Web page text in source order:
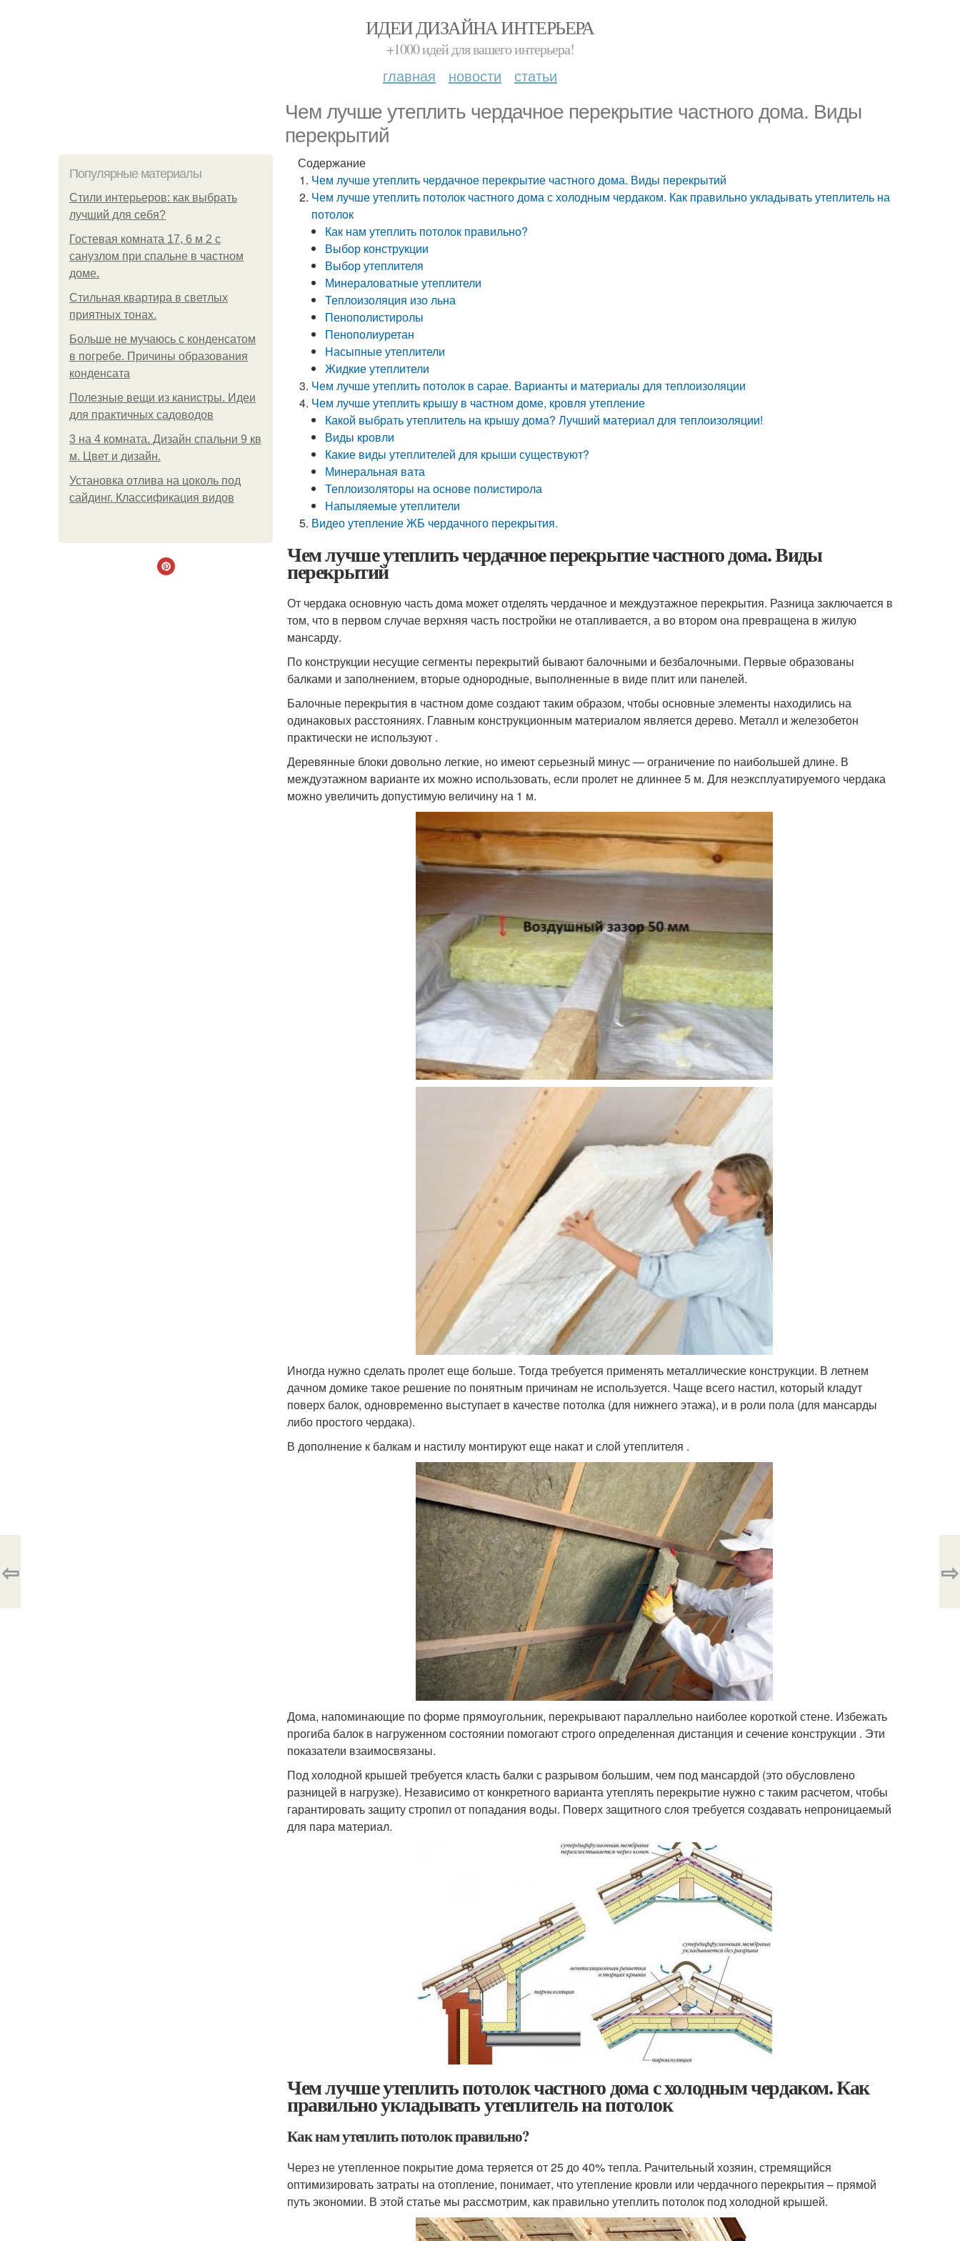
ИДЕИ ДИЗАЙНА ИНТЕРЬЕРА
+1000 идей для вашего интерьера!
главная новости статьи
Чем лучше утеплить чердачное перекрытие частного дома. Виды
перекрытий
Популярные материалы
Стили интерьеров: как выбрать
лучший для себя?
Гостевая комната 17, 6 м 2 с
санузлом при спальне в частном
доме.
Стильная квартира в светлых
приятных тонах.
Больше не мучаюсь с конденсатом
в погребе. Причины образования
конденсата
Полезные вещи из канистры. Идеи
для практичных садоводов
3 на 4 комната. Дизайн спальни 9 кв
м. Цвет и дизайн.
Установка отлива на цоколь под
сайдинг. Классификация видов
Содержание
Чем лучше утеплить чердачное перекрытие частного дома. Виды перекрытий
Чем лучше утеплить потолок частного дома с холодным чердаком. Как правильно укладывать утеплитель на
потолок
Как нам утеплить потолок правильно?
Выбор конструкции
Выбор утеплителя
Минераловатные утеплители
Теплоизоляция изо льна
Пенополистиролы
Пенополиуретан
Насыпные утеплители
Жидкие утеплители
Чем лучше утеплить потолок в сарае. Варианты и материалы для теплоизоляции
Чем лучше утеплить крышу в частном доме, кровля утепление
Какой выбрать утеплитель на крышу дома? Лучший материал для теплоизоляции!
Виды кровли
Какие виды утеплителей для крыши существуют?
Минеральная вата
Теплоизоляторы на основе полистирола
Напыляемые утеплители
Видео утепление ЖБ чердачного перекрытия.
Чем лучше утеплить чердачное перекрытие частного дома. Виды
перекрытий
От чердака основную часть дома может отделять чердачное и междуэтажное перекрытия. Разница заключается в
том, что в первом случае верхняя часть постройки не отапливается, а во втором она превращена в жилую
мансарду.
По конструкции несущие сегменты перекрытий бывают балочными и безбалочными. Первые образованы
балками и заполнением, вторые однородные, выполненные в виде плит или панелей.
Балочные перекрытия в частном доме создают таким образом, чтобы основные элементы находились на
одинаковых расстояниях. Главным конструкционным материалом является дерево. Металл и железобетон
практически не используют .
Деревянные блоки довольно легкие, но имеют серьезный минус — ограничение по наибольшей длине. В
междуэтажном варианте их можно использовать, если пролет не длиннее 5 м. Для неэксплуатируемого чердака
можно увеличить допустимую величину на 1 м.
Иногда нужно сделать пролет еще больше. Тогда требуется применять металлические конструкции. В летнем
дачном домике такое решение по понятным причинам не используется. Чаще всего настил, который кладут
поверх балок, одновременно выступает в качестве потолка (для нижнего этажа), и в роли пола (для мансарды
либо простого чердака).
В дополнение к балкам и настилу монтируют еще накат и слой утеплителя .
Дома, напоминающие по форме прямоугольник, перекрывают параллельно наиболее короткой стене. Избежать
прогиба балок в нагруженном состоянии помогают строго определенная дистанция и сечение конструкции . Эти
показатели взаимосвязаны.
Под холодной крышей требуется класть балки с разрывом большим, чем под мансардой (это обусловлено
разницей в нагрузке). Независимо от конкретного варианта утеплять перекрытие нужно с таким расчетом, чтобы
гарантировать защиту стропил от попадания воды. Поверх защитного слоя требуется создавать непроницаемый
для пара материал.
Чем лучше утеплить потолок частного дома с холодным чердаком. Как
правильно укладывать утеплитель на потолок
Как нам утеплить потолок правильно?
Через не утепленное покрытие дома теряется от 25 до 40% тепла. Рачительный хозяин, стремящийся
оптимизировать затраты на отопление, понимает, что утепление кровли или чердачного перекрытия – прямой
путь экономии. В этой статье мы рассмотрим, как правильно утеплить потолок под холодной крышей.
⇦ ⇨